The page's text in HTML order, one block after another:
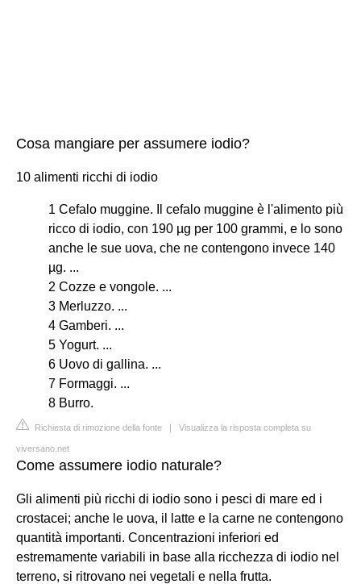
Cosa mangiare per assumere iodio?
10 alimenti ricchi di iodio
1 Cefalo muggine. Il cefalo muggine è l'alimento più
ricco di iodio, con 190 µg per 100 grammi, e lo sono
anche le sue uova, che ne contengono invece 140
µg. ...
2 Cozze e vongole. ...
3 Merluzzo. ...
4 Gamberi. ...
5 Yogurt. ...
6 Uovo di gallina. ...
7 Formaggi. ...
8 Burro.
Richiesta di rimozione della fonte | Visualizza la risposta completa su
viversano.net
Come assumere iodio naturale?
Gli alimenti più ricchi di iodio sono i pesci di mare ed i
crostacei; anche le uova, il latte e la carne ne contengono
quantità importanti. Concentrazioni inferiori ed
estremamente variabili in base alla ricchezza di iodio nel
terreno, si ritrovano nei vegetali e nella frutta.